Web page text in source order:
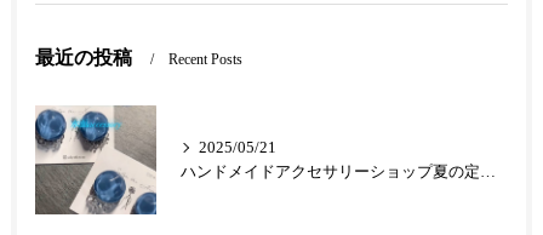
最近の投稿 Recent Posts
2025/05/21
ハンドメイドアクセサリーショップ夏の定番クリアアクセ